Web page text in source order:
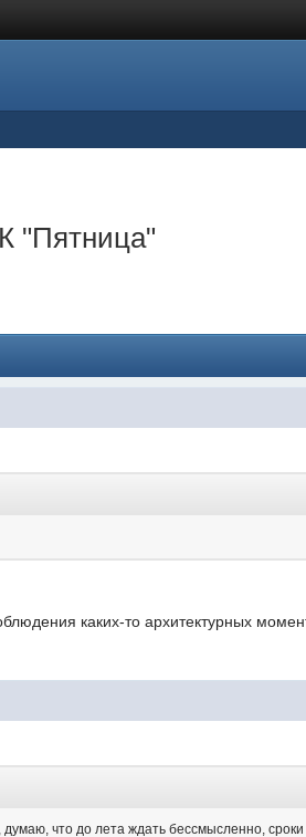
"Пятница"
каких-то архитектурных
что до лета ждать бессмысленно,